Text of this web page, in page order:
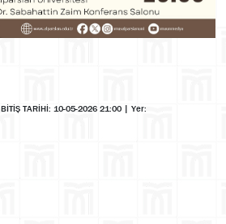
BİTİŞ TARİHİ: 10-05-2026 21:00 | Yer: